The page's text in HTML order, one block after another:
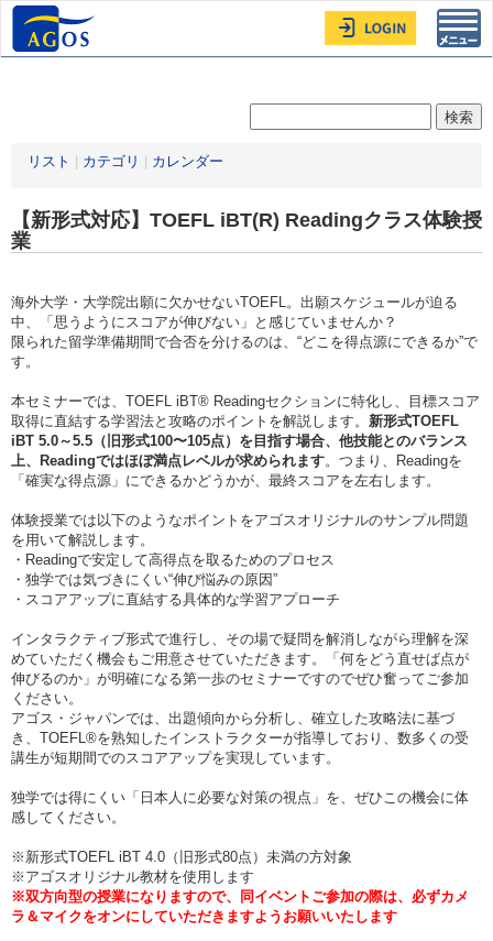
リスト カテゴリ カレンダー
【新形式対応】TOEFL iBT(R) Readingクラス体験授
業
海外大学・大学院出願に欠かせないTOEFL。出願スケジュールが迫る
中、「思うようにスコアが伸びない」と感じていませんか？
限られた留学準備期間で合否を分けるのは、“どこを得点源にできるか”で
す。
本セミナーでは、TOEFL iBT® Readingセクションに特化し、目標スコア
取得に直結する学習法と攻略のポイントを解説します。 新形式TOEFL
iBT 5.0～5.5（旧形式100〜105点）を目指す場合、他技能とのバランス
上、Readingではほぼ満点レベルが求められます。つまり、Readingを
「確実な得点源」にできるかどうかが、最終スコアを左右します。
体験授業では以下のようなポイントをアゴスオリジナルのサンプル問題
を用いて解説します。
・Readingで安定して高得点を取るためのプロセス
・独学では気づきにくい“伸び悩みの原因”
・スコアアップに直結する具体的な学習アプローチ
インタラクティブ形式で進行し、その場で疑問を解消しながら理解を深
めていただく機会もご用意させていただきます。「何をどう直せば点が
伸びるのか」が明確になる第一歩のセミナーですのでぜひ奮ってご参加
ください。
アゴス・ジャパンでは、出題傾向から分析し、確立した攻略法に基づ
き、TOEFL®を熟知したインストラクターが指導しており、数多くの受
講生が短期間でのスコアアップを実現しています。
独学では得にくい「日本人に必要な対策の視点」を、ぜひこの機会に体
感してください。
※新形式TOEFL iBT 4.0（旧形式80点）未満の方対象
※アゴスオリジナル教材を使用します
※双方向型の授業になりますので、同イベントご参加の際は、必ずカメ
ラ＆マイクをオンにしていただきますようお願いいたします